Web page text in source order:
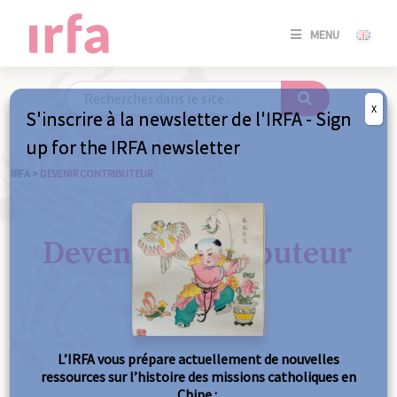
MENU
SE
IRFA > DEVENIR CONTRIBUTEUR
Devenir contributeur
S'inscrire à la newsletter de l'IRFA - Sign
up for the IRFA newsletter
L’IRFA vous prépare actuellement de nouvelles
ressources sur l’histoire des missions catholiques en
X